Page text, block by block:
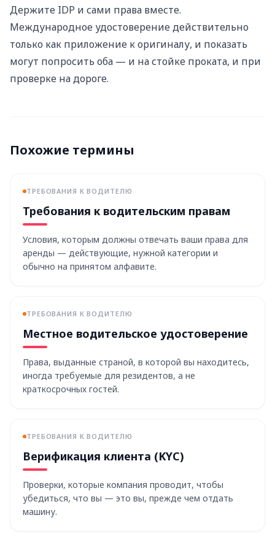
Держите IDP и сами права вместе.
Международное удостоверение действительно
только как приложение к оригиналу, и показать
могут попросить оба — и на стойке проката, и при
проверке на дороге.
Похожие термины
ТРЕБОВАНИЯ К ВОДИТЕЛЮ
Требования к водительским правам
Условия, которым должны отвечать ваши права для
аренды — действующие, нужной категории и
обычно на принятом алфавите.
ТРЕБОВАНИЯ К ВОДИТЕЛЮ
Местное водительское удостоверение
Права, выданные страной, в которой вы находитесь,
иногда требуемые для резидентов, а не
краткосрочных гостей.
ТРЕБОВАНИЯ К ВОДИТЕЛЮ
Верификация клиента (KYC)
Проверки, которые компания проводит, чтобы
убедиться, что вы — это вы, прежде чем отдать
машину.